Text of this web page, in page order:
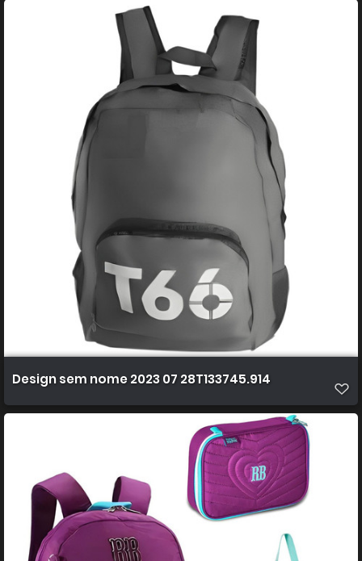
Design sem nome 2023 07 28T133745.914